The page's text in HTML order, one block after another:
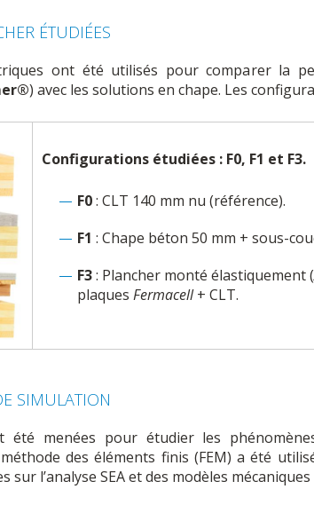
ÉTUDIÉES
ont été utilisés pour comparer la
) avec les solutions en chape. Les
Configurations étudiées : F0, F1 et F3.
F0: CLT 140 mm nu (référence).
F1 : Chape béton 50 mm + sous-
F3: Plancher monté élastiquement (
plaques Fermacell+ CLT.
SIMULATION
été menées pour étudier les
des éléments finis (FEM) a été
l’analyse SEA et des modèles